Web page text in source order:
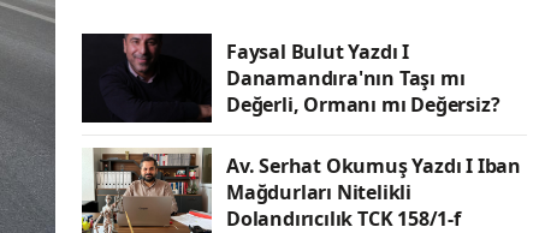
Faysal Bulut Yazdı I
Danamandıra'nın Taşı mı
Değerli, Ormanı mı Değersiz?
Av. Serhat Okumuş Yazdı I Iban
Mağdurları Nitelikli
Dolandırıcılık TCK 158/1-f